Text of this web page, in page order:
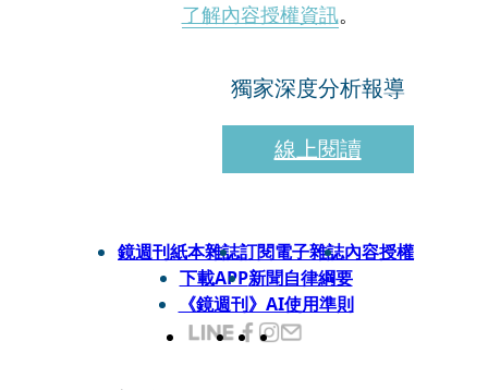
了解內容授權資訊。
獨家深度分析報導
線上閱讀
鏡週刊紙本雜誌訂閱電子雜誌內容授權
下載APP新聞自律綱要
《鏡週刊》AI使用準則